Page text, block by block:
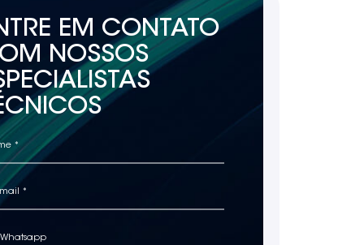
EM CONTATO
NOSSOS